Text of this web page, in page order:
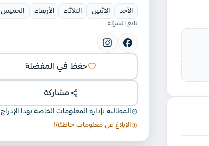
الأحد
الاثنين الثلاثاء الأربعاء
الخميس
تابع الشركة
حفظ في المفضلة
مشاركة
المطالبة بإدارة المعلومات الخاصة بهذا الإدراج
الإبلاغ عن معلومات خاطئة!